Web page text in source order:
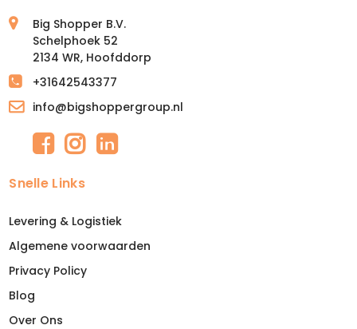
Big Shopper B.V.
Schelphoek 52
2134 WR, Hoofddorp
+31642543377
info@bigshoppergroup.nl
Snelle Links
Levering & Logistiek
Algemene voorwaarden
Privacy Policy
Blog
Over Ons